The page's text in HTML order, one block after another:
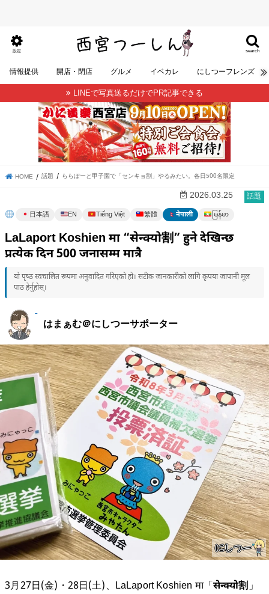
search
設定
情報提供 開店・閉店 グルメ イベカレ にしつーフレンズ
LINEで写真送るだけでPR記事できる
HOME 話題 ららぽーと甲子園で「センキョ割」やるみたい。各日500名限定
話題
2026.03.25
日本語 EN Tiếng Việt 繁體 नेपाली မြန်မာ
LaLaport Koshien मा “सेन्क्यो割” हुने देखिन्छ
प्रत्येक दिन 500 जनासम्म मात्रै
यो पृष्ठ स्वचालित रूपमा अनुवादित गरिएको हो। सटीक जानकारीको लागि कृपया जापानी मूल
पाठ हेर्नुहोस्।
はまぁむ＠にしつーサポーター
3月27日(金)・28日(土)、LaLaport Koshien मा「 सेन्क्यो割」